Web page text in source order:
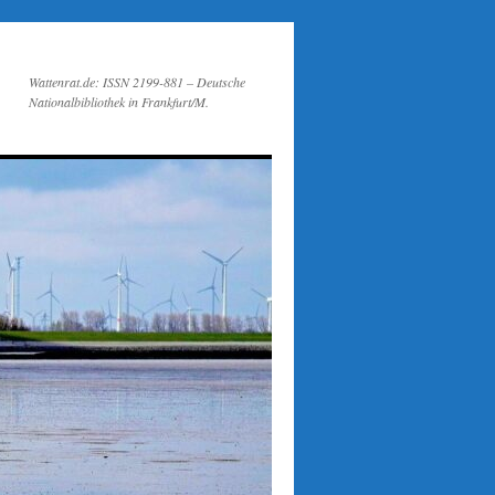
Wattenrat.de: ISSN 2199-881 – Deutsche
Nationalbibliothek in Frankfurt/M.